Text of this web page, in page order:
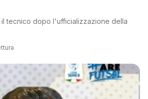
il tecnico dopo l'ufficializzazione della